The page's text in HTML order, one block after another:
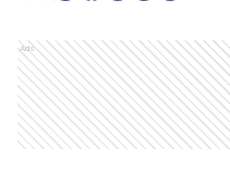
Ads